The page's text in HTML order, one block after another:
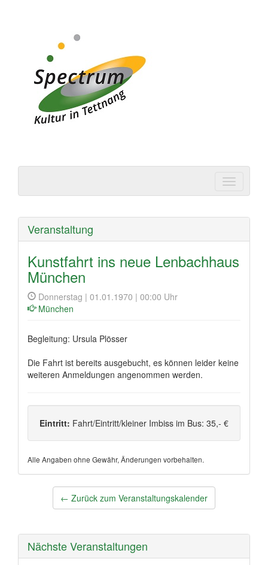
Tettnang
Veranstaltung
Kunstfahrt ins neue Lenbachhaus
München
Donnerstag | 01.01.1970 | 00:00 Uhr
München
Begleitung: Ursula Plösser
Die Fahrt ist bereits ausgebucht, es können leider keine
weiteren Anmeldungen angenommen werden.
Eintritt: Fahrt/Eintritt/kleiner Imbiss im Bus: 35,- €
Alle Angaben ohne Gewähr, Änderungen vorbehalten.
Post← Zurück zum Veranstaltungskalender
Nächste Veranstaltungen